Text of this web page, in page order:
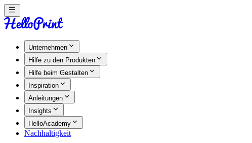
Unternehmen
Hilfe zu den Produkten
Hilfe beim Gestalten
Inspiration
Anleitungen
Insights
HelloAcademy
Nachhaltigkeit